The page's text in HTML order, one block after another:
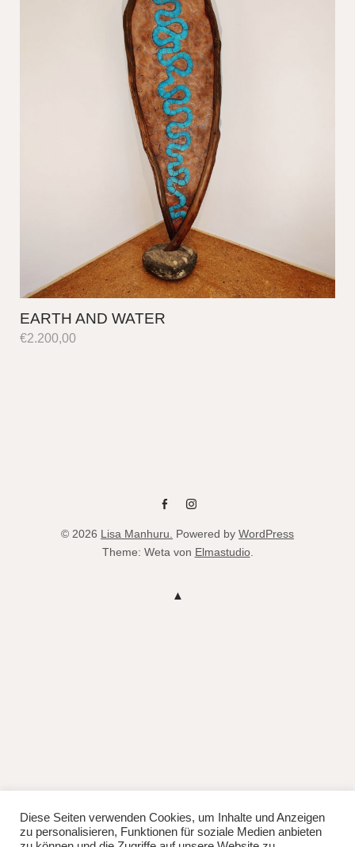
EARTH AND WATER
€2.200,00
fb instag
© 2026 Lisa Manhuru. Powered by WordPress
Theme: Weta von Elmastudio.
Diese Seiten verwenden Cookies, um Inhalte und Anzeigen
zu personalisieren, Funktionen für soziale Medien anbieten